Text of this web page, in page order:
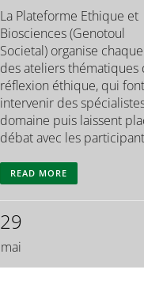
La Plateforme Ethique et
Biosciences (Genotoul
Societal) organise
des ateliers thématiques
réflexion éthique, qui font
intervenir des
domaine puis laissent
débat avec les
READ MORE
29
mai